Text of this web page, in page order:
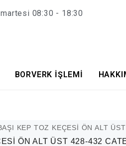
08:30 - 18:30
BORVERK İŞLEMİ
KEP TOZ KEÇESİ ÖN ALT
ÖN ALT ÜST 428-432